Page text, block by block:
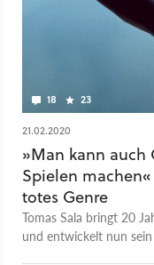
18 23
21.02.2020
»Man kann
Spielen
totes Genre
Tomas Sala bringt 20
und entwickelt nun